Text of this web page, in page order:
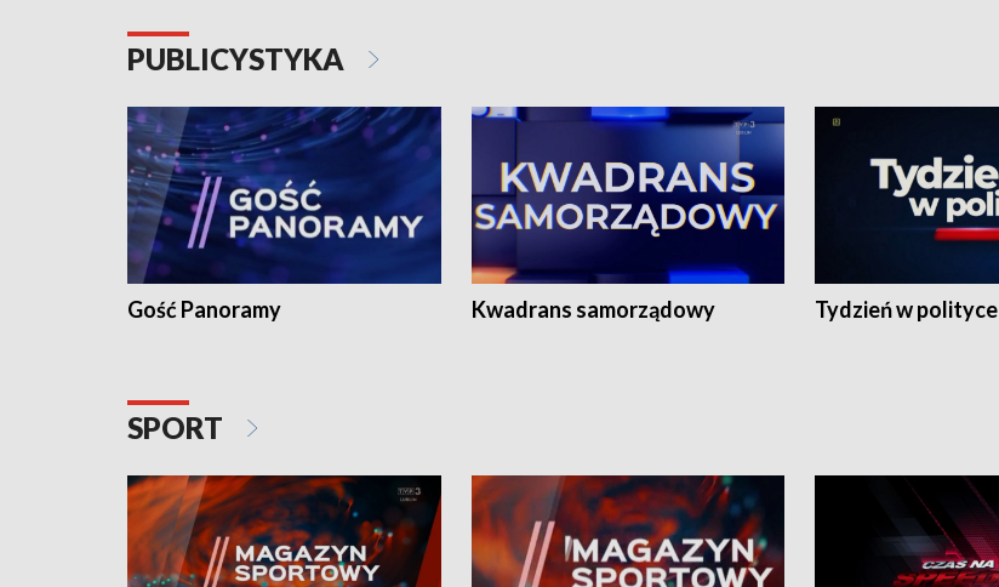
PUBLICYSTYKA
Gość Panoramy Kwadrans samorządowy Tydzień w polityce
SPORT